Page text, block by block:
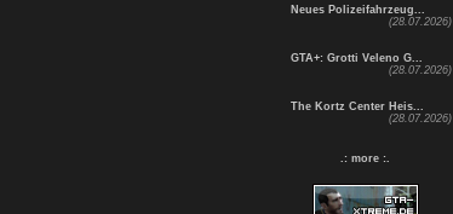
Neues Polizeifahrzeug...
(28.07.2026)
GTA+: Grotti Veleno G...
(28.07.2026)
The Kortz Center Heis...
(28.07.2026)
.: more :.